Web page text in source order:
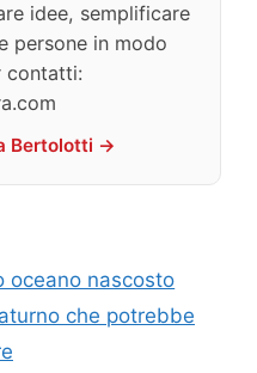
idee, semplificare
persone in modo
contatti:
Bertolotti →
oceano nascosto
che potrebbe